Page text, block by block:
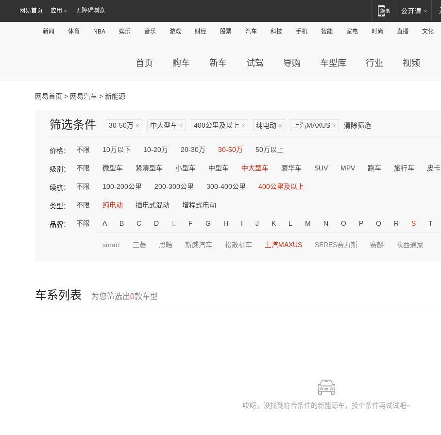
网易首页 应用 无障碍浏览
新闻 体育 NBA 娱乐 音乐 游戏 财经 股票 汽车 科技 手机 智能 家电 时尚 直播 文化
首页 购车 新车 试驾 导购 车型库 行业 视频
网易首页 > 网易汽车 > 新能源
筛选条件 30-50万 × 中大型车 × 400公里及以上 × 纯电动 × 上汽MAXUS × 清除筛选
价格： 不限 10万以下 10-20万 20-30万 30-50万 50万以上
级别： 不限 微型车 紧凑型车 小型车 中型车 中大型车 豪华车 SUV MPV 跑车 旅行车 皮卡
续航： 不限 100-200公里 200-300公里 300-400公里 400公里及以上
类型： 不限 纯电动 插电式混动 增程式电动
品牌： 不限 A B C D E F G H I J K L M N O P Q R S T
smart 三菱 思皓 斯威汽车 松散机车 上汽MAXUS SERES赛力斯 赛麟 陕西通家
车系列表 为您筛选出0款车型
哎呀，没找到符合条件的新能源车，换个条件再试试吧~